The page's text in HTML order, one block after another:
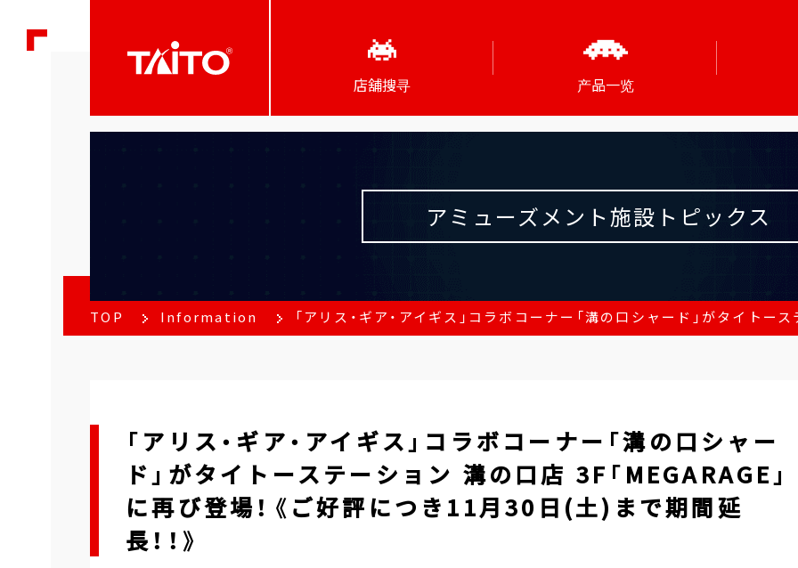
店舖搜寻 产品一览
アミューズメント施設トピックス
TOP Information 「アリス・ギア・アイギス」コラボコーナー「溝の口シャード」がタイトー
「アリス・ギア・アイギス」コラボコーナー「溝の口シャー
ド」がタイトーステーション 溝の口店 3F「MEGARAGE」
に再び登場！《ご好評につき11月30日(土)まで期間延
長！！》